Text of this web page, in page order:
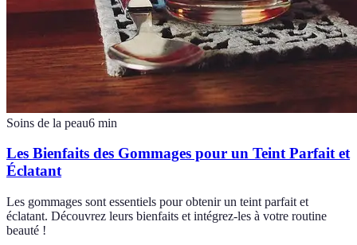
Soins de la peau6 min
Les Bienfaits des Gommages pour un Teint Parfait et
Éclatant
Les gommages sont essentiels pour obtenir un teint parfait et
éclatant. Découvrez leurs bienfaits et intégrez-les à votre routine
beauté !